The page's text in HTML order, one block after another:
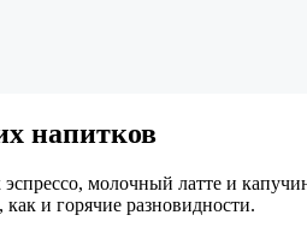
напитков
молочный латте и
и горячие разновидности.